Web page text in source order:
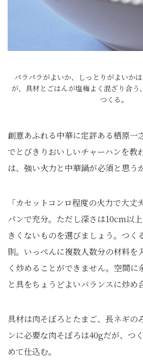
パラパラがよいか、しっとりがよいか
が、具材とごはんが塩梅よく混ざり合う
つくる。
創意あふれる中華に定評ある栖原一
でとびきりおいしいチャーハンを教
は、強い火力と中華鍋が必須と思う
「カセットコンロ程度の火力で大丈
パンで充分。ただし深さは10cm以
きくないものを選びましょう。つく
則。いっぺんに複数人数分の材料を
く炒めることができません。空間に
と具をちょうどよいバランスに炒め
具材は肉そぼろとたまご、長ネギの
ンに必要な肉そぼろは40gだが、つ
めて仕込む。